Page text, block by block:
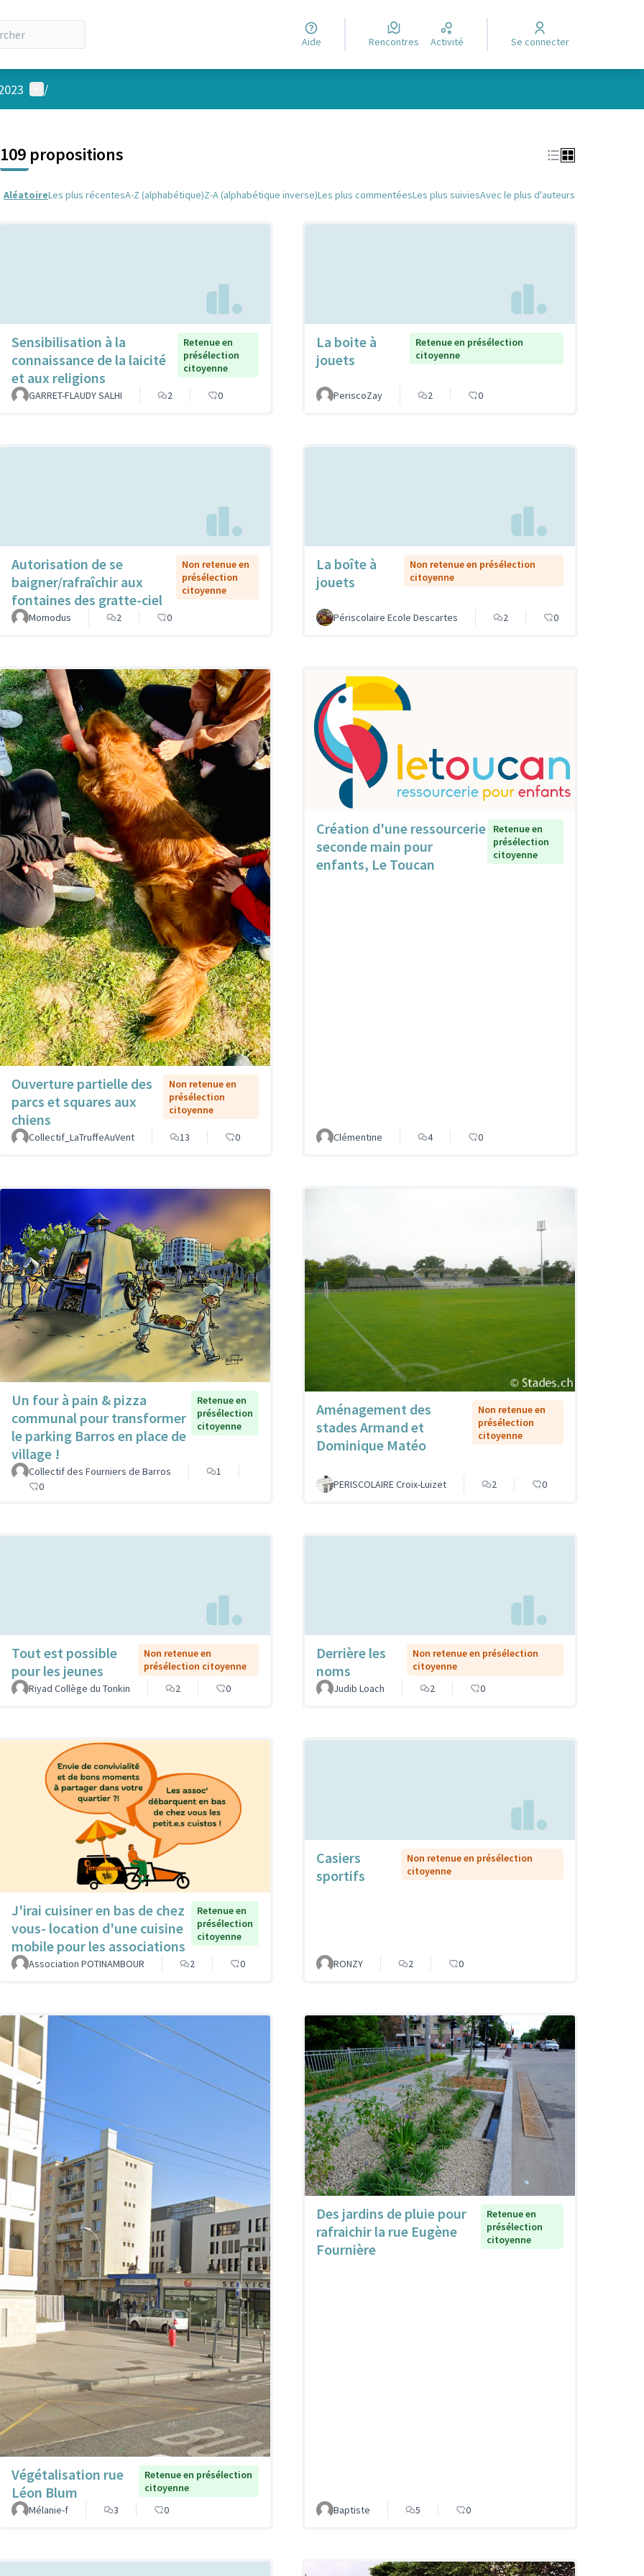
Aide Rencontres Activité Se connecter
Menu utilisateur
/
109 propositions
AléatoireLes plus récentesA-Z (alphabétique)Z-A (alphabétique inverse)Les plus commentéesLes plus suiviesAvec le plus d'auteurs
Sensibilisation à la
connaissance de la laicité
et aux religions
Retenue en
présélection
citoyenne
GARRET-FLAUDY SALHI 2 0
La boite à
jouets
Retenue en présélection
citoyenne
PeriscoZay 2 0
Autorisation de se
baigner/rafraîchir aux
fontaines des gratte-ciel
Non retenue en
présélection
citoyenne
Momodus 2 0
La boîte à
jouets
Non retenue en présélection
citoyenne
Périscolaire Ecole Descartes 2 0
Ouverture partielle des
parcs et squares aux
chiens
Non retenue en
présélection
citoyenne
Collectif_LaTruffeAuVent 13 0
Création d'une ressourcerie
seconde main pour
enfants, Le Toucan
Retenue en
présélection
citoyenne
Clémentine 4 0
Un four à pain & pizza
communal pour transformer
le parking Barros en place de
village !
Retenue en
présélection
citoyenne
Collectif des Fourniers de Barros
1
0
Aménagement des
stades Armand et
Dominique Matéo
Non retenue en
présélection
citoyenne
PERISCOLAIRE Croix-Luizet 2 0
Tout est possible
pour les jeunes
Non retenue en
présélection citoyenne
Riyad Collège du Tonkin
2 0
Derrière les
noms
Non retenue en présélection
citoyenne
Judib Loach
2 0
J'irai cuisiner en bas de chez
vous- location d'une cuisine
mobile pour les associations
Retenue en
présélection
citoyenne
Association POTINAMBOUR 2 0
Casiers
sportifs
Non retenue en présélection
citoyenne
RONZY 2 0
Végétalisation rue
Léon Blum
Retenue en présélection
citoyenne
Mélanie-f
3 0
Des jardins de pluie pour
rafraichir la rue Eugène
Fournière
Retenue en
présélection
citoyenne
Baptiste 5 0